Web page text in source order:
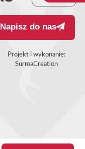
Napisz do nas
Projekt i wykonanie:
SurmaCreation